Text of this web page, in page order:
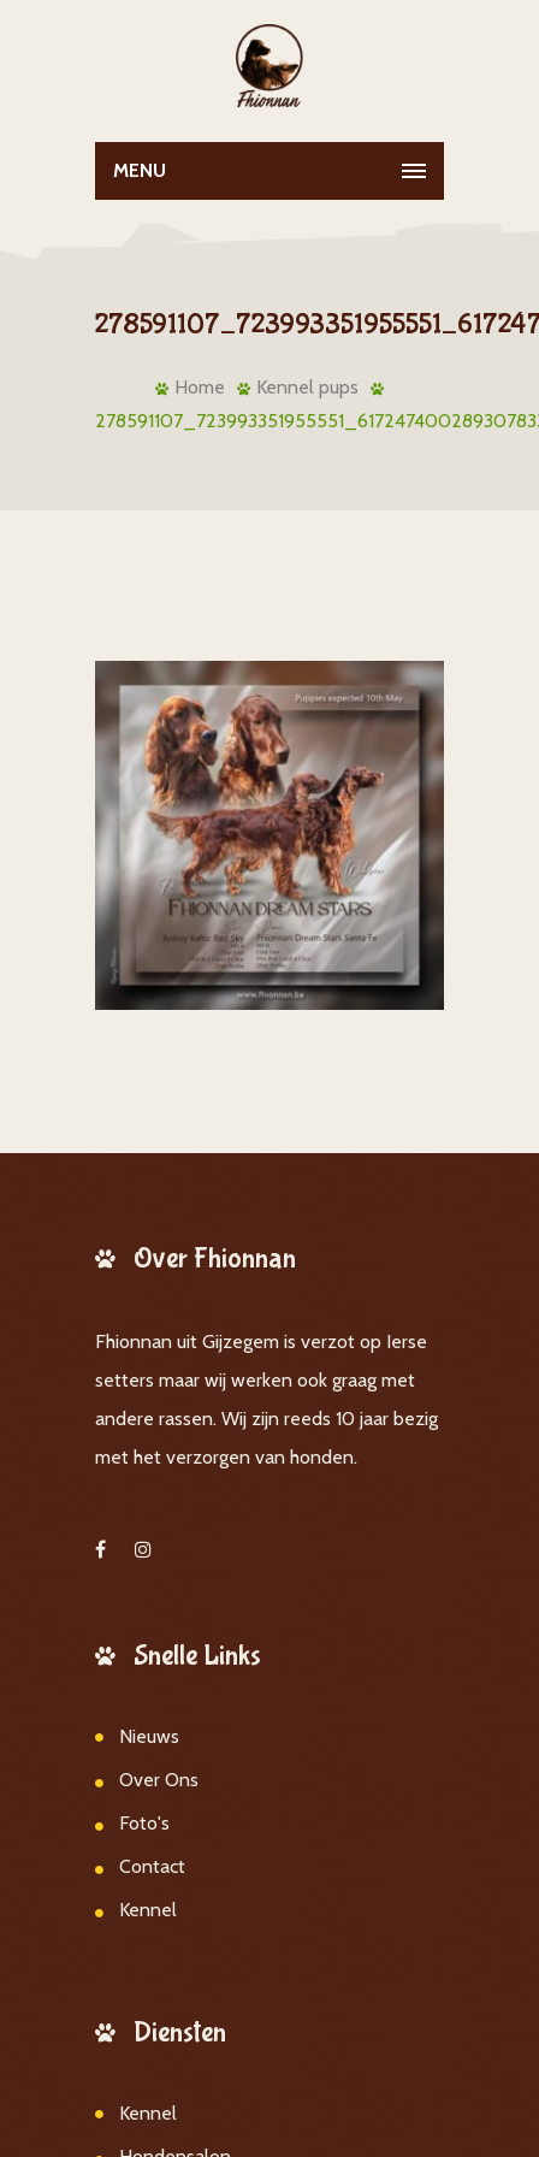
MENU
Home
Kennel pups
Over Fhionnan
Fhionnan uit Gijzegem is verzot op Ierse
setters maar wij werken ook graag met
andere rassen. Wij zijn reeds 10 jaar bezig
met het verzorgen van honden.
Snelle Links
Nieuws
Over Ons
Foto's
Contact
Kennel
Diensten
Kennel